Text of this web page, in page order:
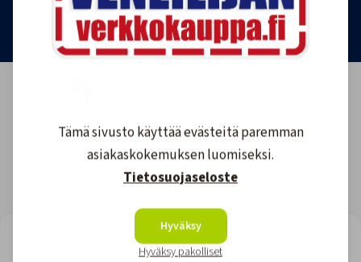
LOOKING FOR REVIEWS?
Tämä sivusto käyttää evästeitä paremman
asiakaskokemuksen luomiseksi.
Tietosuojaseloste
Hyväksy
Hyväksy pakolliset